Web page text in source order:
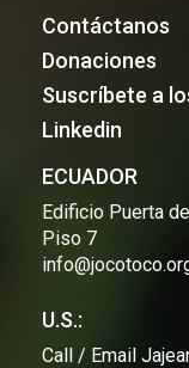
Contáctanos
Donaciones
Suscríbete a
Linkedin
ECUADOR
Edificio Puerta
Piso 7
U.S.:
Call / Email